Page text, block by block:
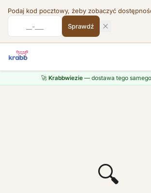
Podaj kod pocztowy, żeby zobaczyć
Sprawdź
🚀 Krabbwiezie— dostawa tego
🔍